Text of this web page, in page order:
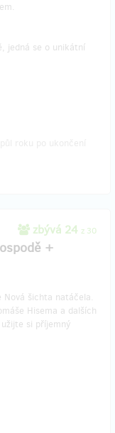
jedná se o unikátní
zbývá 24 z 30
+
Nová šichta natáčela.
Hisema a dalších
si příjemný